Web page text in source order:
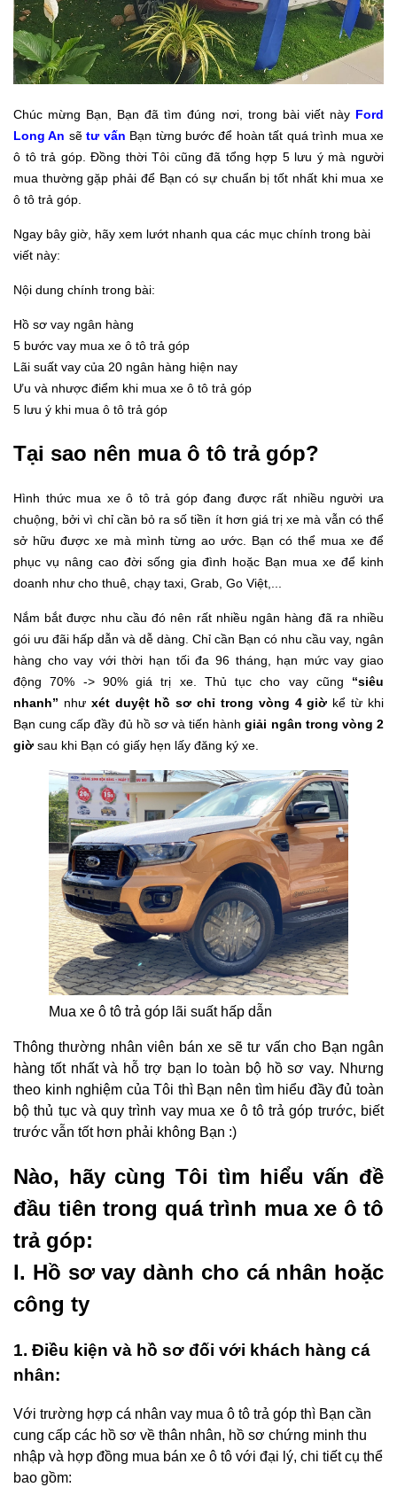
Chúc mừng Bạn, Bạn đã tìm đúng nơi, trong bài viết này Ford
Long An sẽtư vấn Bạn từng bước để hoàn tất quá trình mua xe
ô tô trả góp. Đồng thời Tôi cũng đã tổng hợp 5 lưu ý mà người
mua thường gặp phải để Bạn có sự chuẩn bị tốt nhất khi mua xe
ô tô trả góp.
Ngay bây giờ, hãy xem lướt nhanh qua các mục chính trong bài
viết này:
Nội dung chính trong bài:
Hồ sơ vay ngân hàng
5 bước vay mua xe ô tô trả góp
Lãi suất vay của 20 ngân hàng hiện nay
Ưu và nhược điểm khi mua xe ô tô trả góp
5 lưu ý khi mua ô tô trả góp
Tại sao nên mua ô tô trả góp?
Hình thức mua xe ô tô trả góp đang được rất nhiều người ưa
chuộng, bởi vì chỉ cần bỏ ra số tiền ít hơn giá trị xe mà vẫn có thể
sở hữu được xe mà mình từng ao ước. Bạn có thể mua xe để
phục vụ nâng cao đời sống gia đình hoặc Bạn mua xe để kinh
doanh như cho thuê, chạy taxi, Grab, Go Việt,...
Nắm bắt được nhu cầu đó nên rất nhiều ngân hàng đã ra nhiều
gói ưu đãi hấp dẫn và dễ dàng. Chỉ cần Bạn có nhu cầu vay, ngân
hàng cho vay với thời hạn tối đa 96 tháng, hạn mức vay giao
động 70% -> 90% giá trị xe. Thủ tục cho vay cũng “siêu
nhanh” như xét duyệt hồ sơ chỉ trong vòng 4 giờ kể từ khi
Bạn cung cấp đầy đủ hồ sơ và tiến hànhgiải ngân trong vòng 2
giờ sau khi Bạn có giấy hẹn lấy đăng ký xe.
Mua xe ô tô trả góp lãi suất hấp dẫn
Thông thường nhân viên bán xe sẽ tư vấn cho Bạn ngân
hàng tốt nhất và hỗ trợ bạn lo toàn bộ hồ sơ vay. Nhưng
theo kinh nghiệm của Tôi thì Bạn nên tìm hiểu đầy đủ toàn
bộ thủ tục và quy trình vay mua xe ô tô trả góp trước, biết
trước vẫn tốt hơn phải không Bạn :)
Nào, hãy cùng Tôi tìm hiểu vấn đề
đầu tiên trong quá trình mua xe ô tô
trả góp:
I. Hồ sơ vay dành cho cá nhân hoặc
công ty
1. Điều kiện và hồ sơ đối với khách hàng cá
nhân:
Với trường hợp cá nhân vay mua ô tô trả góp thì Bạn cần
cung cấp các hồ sơ về thân nhân, hồ sơ chứng minh thu
nhập và hợp đồng mua bán xe ô tô với đại lý, chi tiết cụ thể
bao gồm: